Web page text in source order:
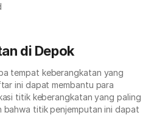
di Depok
tempat keberangkatan yang
ini dapat membantu para
titik keberangkatan yang paling
bahwa titik penjemputan ini dapat